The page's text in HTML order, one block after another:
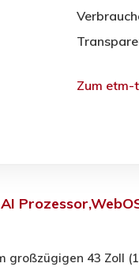
Zum
großzügigen 43 Zoll